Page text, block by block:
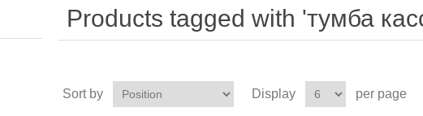
Products tagged with 'тумба
Sort by Display per page